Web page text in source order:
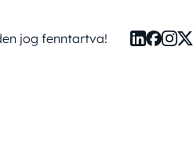
jog fenntartva!